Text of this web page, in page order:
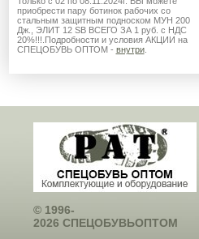
приобрести пару ботинок рабочих со
стальным защитным подноском МУН 200
Дж., ЭЛИТ 12 SB ВСЕГО ЗА 1 руб. с НДС
20%!!!.Подробности и условия АКЦИИ на
СПЕЦОБУВЬ ОПТОМ - внутри.
© 1996-
2026 СПЕЦОБУВЬОПТОМ